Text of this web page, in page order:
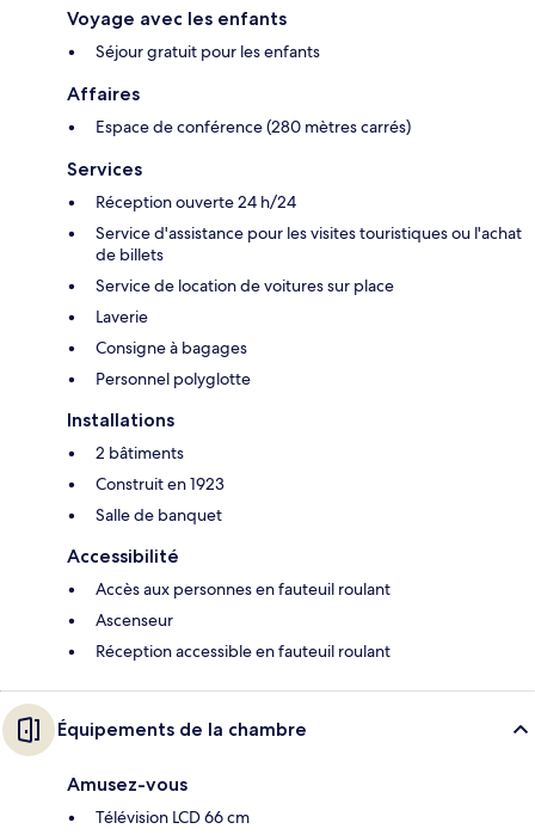
Voyage avec les enfants
Séjour gratuit pour les enfants
Affaires
Espace de conférence (280 mètres carrés)
Services
Réception ouverte 24 h/24
Service d'assistance pour les visites touristiques ou l'achat
de billets
Service de location de voitures sur place
Laverie
Consigne à bagages
Personnel polyglotte
Installations
2 bâtiments
Construit en 1923
Salle de banquet
Accessibilité
Accès aux personnes en fauteuil roulant
Ascenseur
Réception accessible en fauteuil roulant
Équipements de la chambre
Amusez-vous
Télévision LCD 66 cm